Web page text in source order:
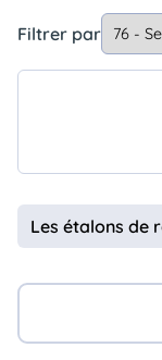
Assurances
Filtrer par
Les étalons de